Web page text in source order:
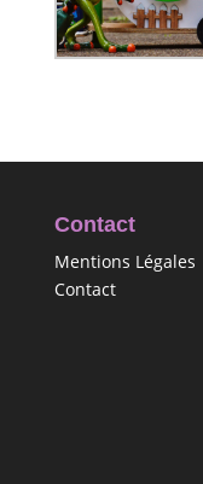
Contact
Mentions Légales
Contact